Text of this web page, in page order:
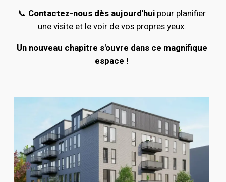
📞 Contactez-nous dès aujourd'hui pour planifier
une visite et le voir de vos propres yeux.
Un nouveau chapitre s'ouvre dans ce magnifique
espace !